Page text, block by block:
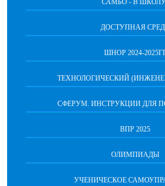
САМБО - В
ДОСТУПНАЯ
ШНОР 2024-
ТЕХНОЛОГИЧЕСКИЙ
СФЕРУМ. ИНСТРУКЦИИ ДЛЯ
ВПР 2025
ОЛИМПИАДЫ
УЧЕНИЧЕСКОЕ